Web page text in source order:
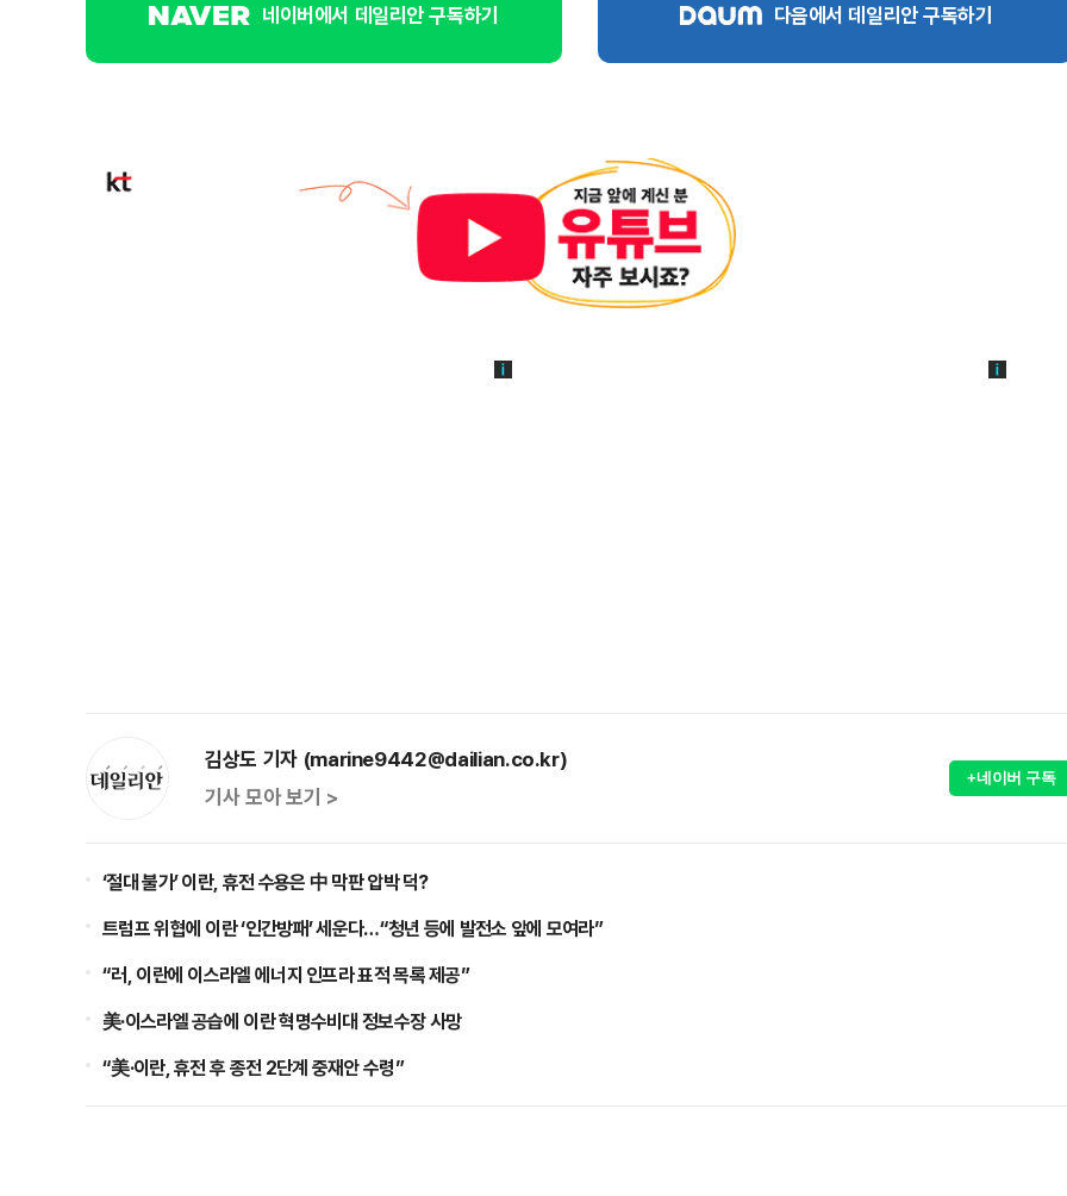
네이버에서 데일리안 구독하기 다음에서 데일리안 구독하기
김상도 기자 (marine9442@dailian.co.kr)
기사 모아 보기 >
+네이버 구독
‘절대 불가’ 이란, 휴전 수용은 中 막판 압박 덕?
트럼프 위협에 이란 ‘인간방패’ 세운다…“청년 등에 발전소 앞에 모여라”
“러, 이란에 이스라엘 에너지 인프라 표적 목록 제공”
美·이스라엘 공습에 이란 혁명수비대 정보수장 사망
“美·이란, 휴전 후 종전 2단계 중재안 수령”